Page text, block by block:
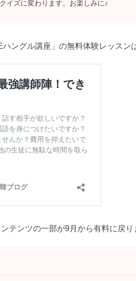
イズに変わります。お楽しみに♪
ングル講座」の無料体験レッスン
テンツの一部が9月から有料に戻り